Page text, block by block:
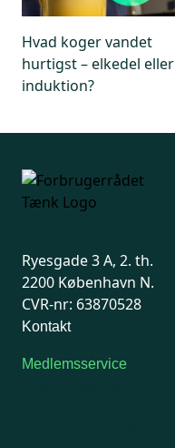
Hvad koger vandet
hurtigst – elkedel eller
induktion?
Ryesgade 3 A, 2. th.
2200 København N.
CVR-nr: 63870528
Kontakt
Medlemsservice